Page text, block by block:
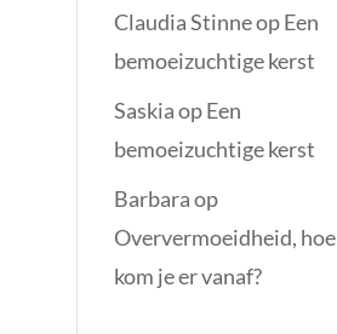
Claudia StinneopEen
bemoeizuchtige kerst
SaskiaopEen
bemoeizuchtige kerst
Barbaraop
Oververmoeidheid, hoe
kom je er vanaf?